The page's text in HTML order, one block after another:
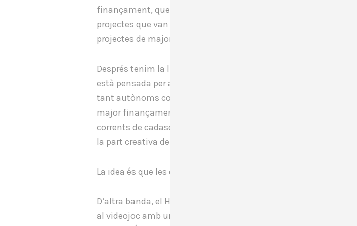
finançament, que pot ser des de fons propis fins a una altra
projectes que van secundats per les comunitats autònomes,
projectes de major qualitat les valoracions sempre són més
Després tenim la línia d’ajudes per a la Modernització i
està pensada per a empreses i autònoms. Modernització i
tant autònoms com petites empreses. L’objectiu de l’ajuda
major finançament, són 2.990.000 € també amb un
corrents de cadascun dels sol·licitants. Es tracta de finançar
la part creativa del projecte, sinó que tingui un caràcter
La idea és que les empreses culturals puguin anar creixent i
D’altra banda, el Hub audiovisual entra dins de l’Estratègia
al videojoc amb un milió d’euros. Es tracta d’enfortir sobretot